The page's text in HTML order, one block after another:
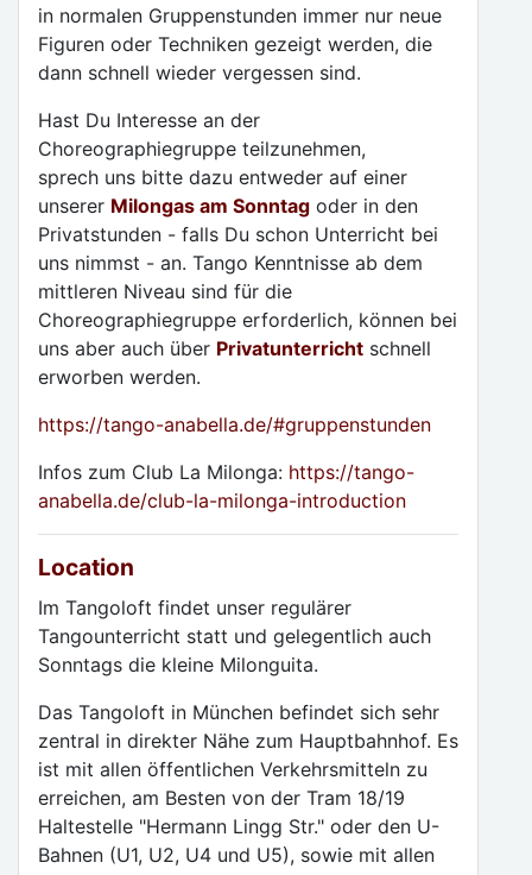
in normalen Gruppenstunden immer nur neue
Figuren oder Techniken gezeigt werden, die
dann schnell wieder vergessen sind.
Hast Du Interesse an der
Choreographiegruppe teilzunehmen,
sprech uns bitte dazu entweder auf einer
unserer Milongas am Sonntag oder in den
Privatstunden - falls Du schon Unterricht bei
uns nimmst - an. Tango Kenntnisse ab dem
mittleren Niveau sind für die
Choreographiegruppe erforderlich, können bei
uns aber auch über Privatunterricht schnell
erworben werden.
https://tango-anabella.de/#gruppenstunden
Infos zum Club La Milonga: https://tango-
anabella.de/club-la-milonga-introduction
Location
Im Tangoloft findet unser regulärer
Tangounterricht statt und gelegentlich auch
Sonntags die kleine Milonguita.
Das Tangoloft in München befindet sich sehr
zentral in direkter Nähe zum Hauptbahnhof. Es
ist mit allen öffentlichen Verkehrsmitteln zu
erreichen, am Besten von der Tram 18/19
Haltestelle "Hermann Lingg Str." oder den U-
Bahnen (U1, U2, U4 und U5), sowie mit allen